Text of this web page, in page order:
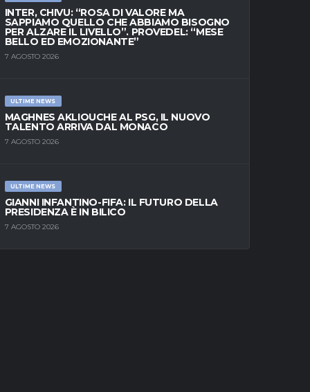
INTER, CHIVU: “ROSA DI VALORE MA
SAPPIAMO QUELLO CHE ABBIAMO BISOGNO
PER ALZARE IL LIVELLO”. PROVEDEL: “MESE
BELLO ED EMOZIONANTE”
7 AGOSTO 2026
ULTIME NEWS
MAGHNES AKLIOUCHE AL PSG, IL NUOVO
TALENTO ARRIVA DAL MONACO
7 AGOSTO 2026
ULTIME NEWS
GIANNI INFANTINO-FIFA: IL FUTURO DELLA
PRESIDENZA È IN BILICO
7 AGOSTO 2026